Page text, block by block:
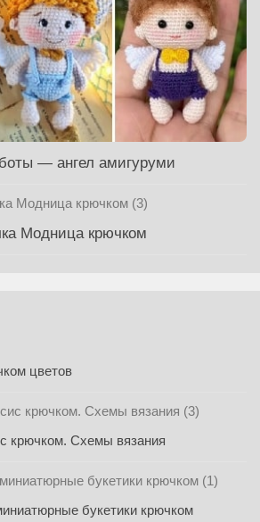
— ангел амигуруми
Модница крючком
цветов
крючком. Схемы вязания
букетики крючком